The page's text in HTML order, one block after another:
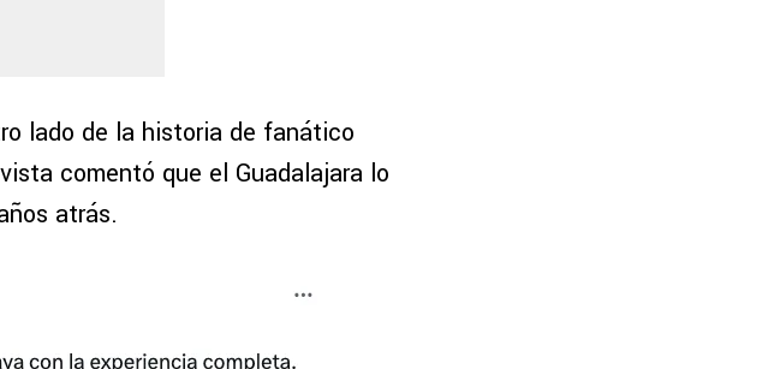
lado de la historia de fanático
comentó que el Guadalajara lo
atrás.